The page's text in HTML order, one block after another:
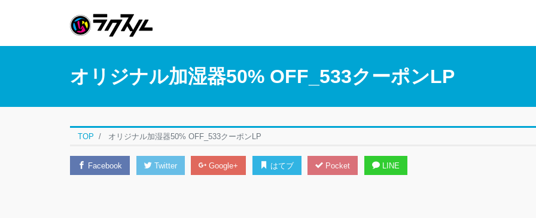
オリジナル加湿器50% OFF_533クーポンLP
TOP オリジナル加湿器50% OFF_533クーポンLP
Facebook Twitter Google+ はてブ Pocket LINE